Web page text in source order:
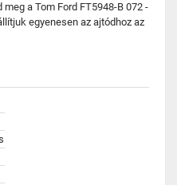
a Tom Ford FT5948-B 072 -
egyenesen az ajtódhoz az